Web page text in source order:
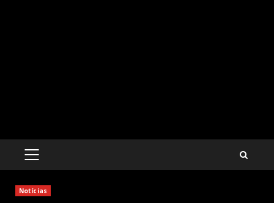
PRIMARY
Notícias